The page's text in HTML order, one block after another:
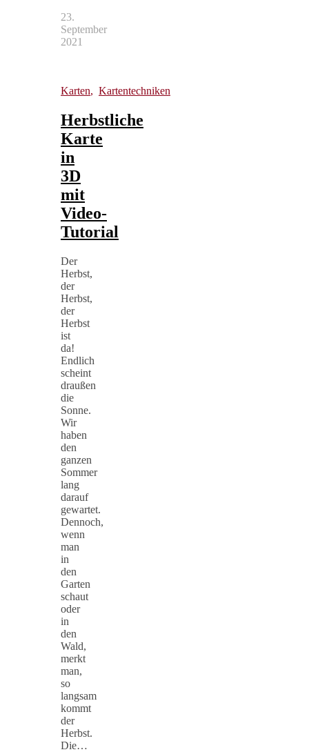
23.
September
2021
Karten, Kartentechniken
Herbstliche
Karte
in
3D
mit
Video-
Tutorial
Der
Herbst,
der
Herbst,
der
Herbst
ist
da!
Endlich
scheint
draußen
die
Sonne.
Wir
haben
den
ganzen
Sommer
lang
darauf
gewartet.
Dennoch,
wenn
man
in
den
Garten
schaut
oder
in
den
Wald,
merkt
man,
so
langsam
kommt
der
Herbst.
Die…